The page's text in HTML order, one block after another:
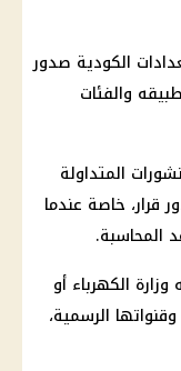
الكودية صدور
والفئات
المتداولة
قرار، خاصة عندما
المحاسبة.
الكهرباء أو
الرسمية،